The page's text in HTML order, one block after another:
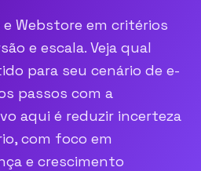
Webstore em critérios
e escala. Veja qual
para seu cenário de e-
passos com a
aqui é reduzir incerteza
com foco em
e crescimento